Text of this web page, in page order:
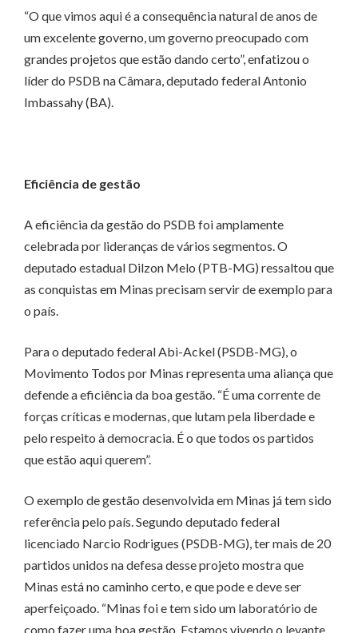
“O que vimos aqui é a consequência natural de anos de
um excelente governo, um governo preocupado com
grandes projetos que estão dando certo”, enfatizou o
líder do PSDB na Câmara, deputado federal Antonio
Imbassahy (BA).
Eficiência de gestão
A eficiência da gestão do PSDB foi amplamente
celebrada por lideranças de vários segmentos. O
deputado estadual Dilzon Melo (PTB-MG) ressaltou que
as conquistas em Minas precisam servir de exemplo para
o país.
Para o deputado federal Abi-Ackel (PSDB-MG), o
Movimento Todos por Minas representa uma aliança que
defende a eficiência da boa gestão. “É uma corrente de
forças críticas e modernas, que lutam pela liberdade e
pelo respeito à democracia. É o que todos os partidos
que estão aqui querem”.
O exemplo de gestão desenvolvida em Minas já tem sido
referência pelo país. Segundo deputado federal
licenciado Narcio Rodrigues (PSDB-MG), ter mais de 20
partidos unidos na defesa desse projeto mostra que
Minas está no caminho certo, e que pode e deve ser
aperfeiçoado. “Minas foi e tem sido um laboratório de
como fazer uma boa gestão. Estamos vivendo o levante